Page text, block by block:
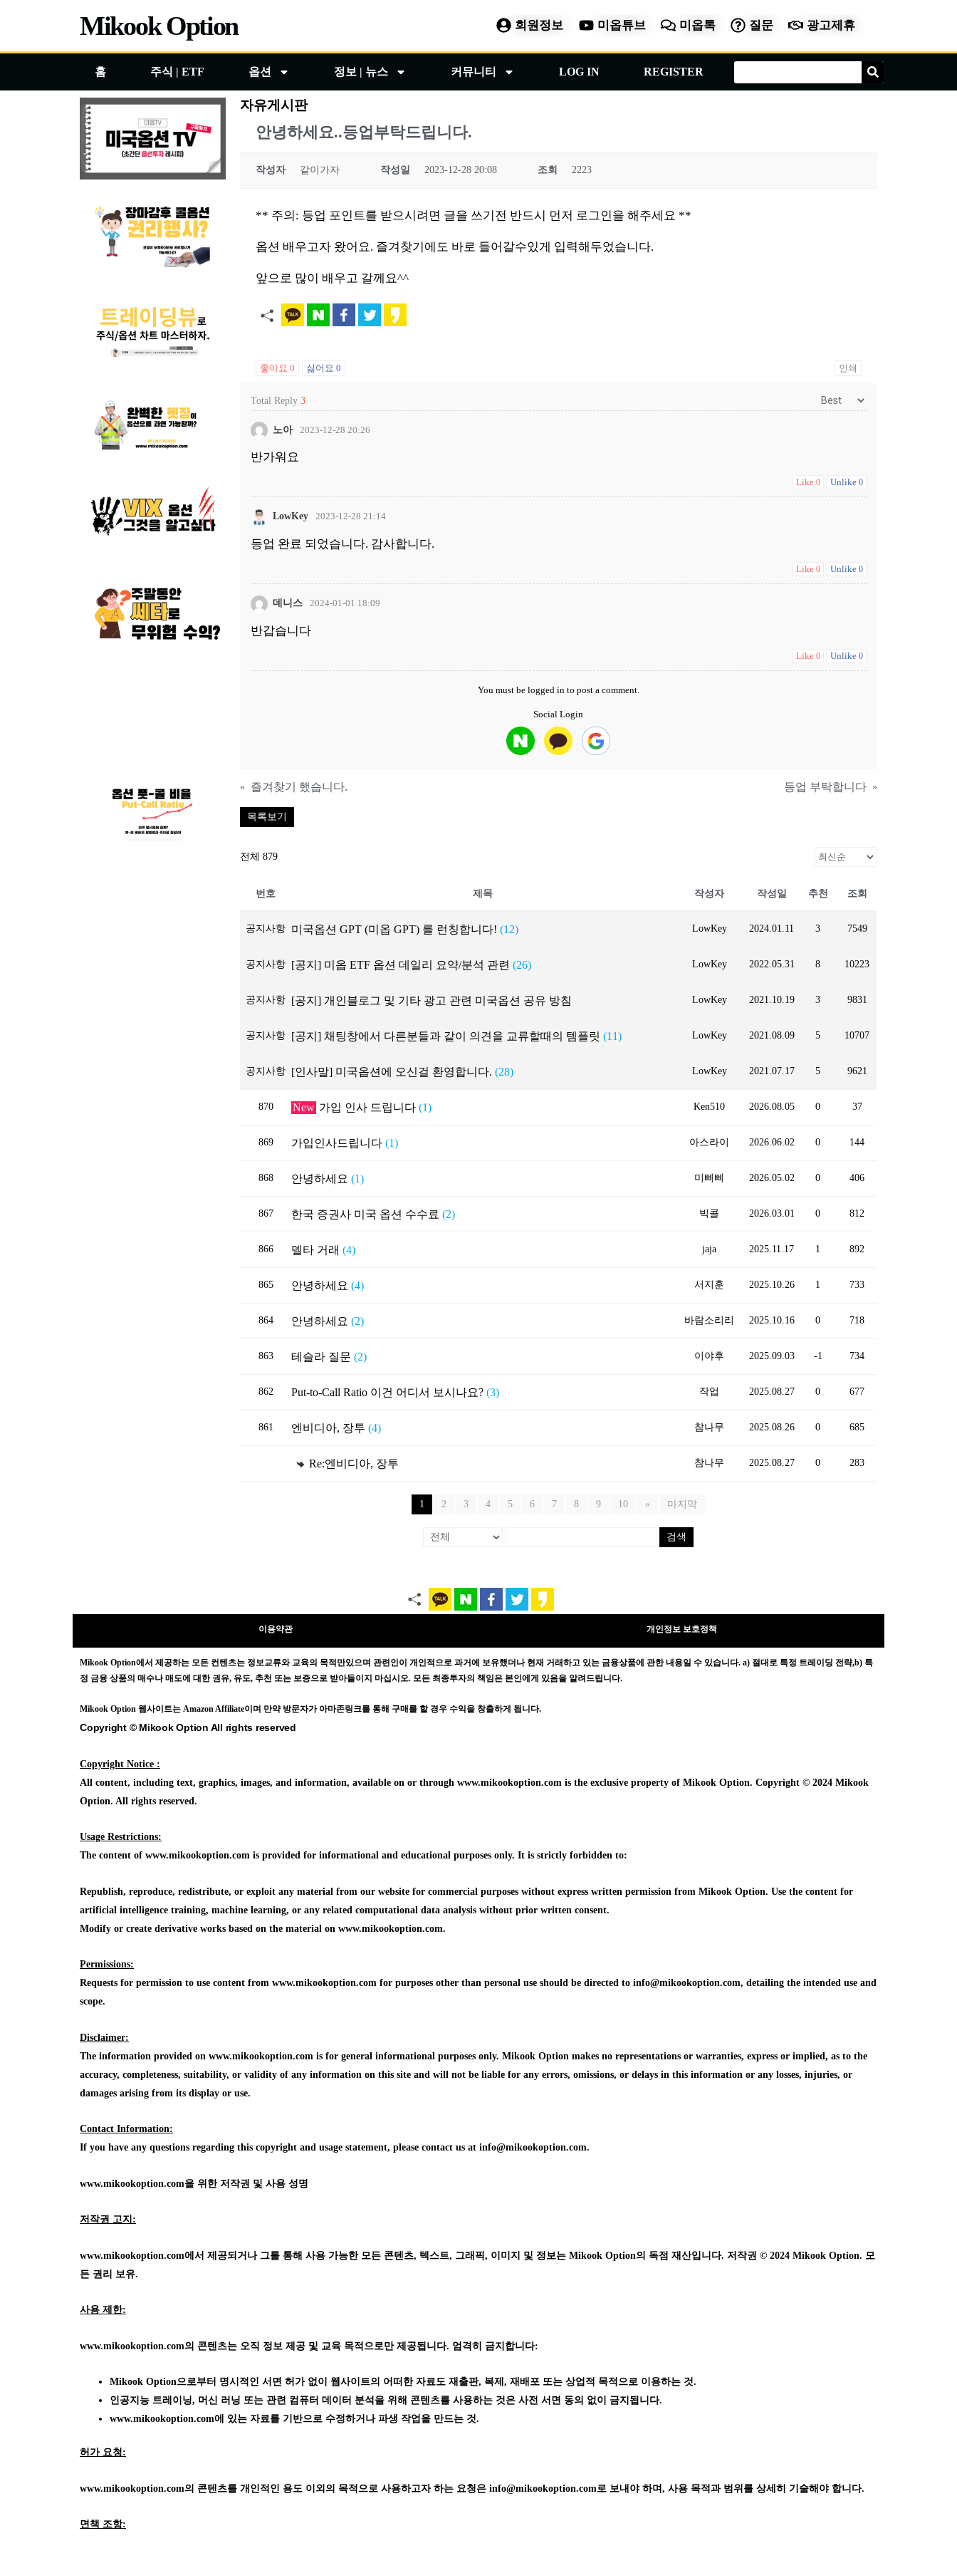
츠
Mikook Option 회원정보 미옵튜브 미옵톡 질문 광고제휴
홈 주식 | ETF 옵션 정보 | 뉴스 커뮤니티 LOG IN REGISTER Search
자유게시판
안녕하세요..등업부탁드립니다.
작성자 같이가자 작성일 2023-12-28 20:08 조회 2223
** 주의: 등업 포인트를 받으시려면 글을 쓰기전 반드시 먼저 로그인을 해주세요 **
옵션 배우고자 왔어요. 즐겨찾기에도 바로 들어갈수있게 입력해두었습니다.
앞으로 많이 배우고 갈께요^^
좋아요 0 싫어요 0 인쇄
Total Reply 3
노아 2023-12-28 20:26
반가워요
Like 0 Unlike 0
LowKey 2023-12-28 21:14
등업 완료 되었습니다. 감사합니다.
Like 0 Unlike 0
데니스 2024-01-01 18:09
반갑습니다
Like 0 Unlike 0
You must be logged in to post a comment.
Social Login
« 즐겨찾기 했습니다. 등업 부탁합니다 »
목록보기
전체 879
번호 제목 작성자 작성일 추천 조회
공지사항 미국옵션 GPT (미옵 GPT) 를 런칭합니다! (12) LowKey 2024.01.11 3 7549
공지사항 [공지] 미옵 ETF 옵션 데일리 요약/분석 관련 (26) LowKey 2022.05.31 8 10223
공지사항 [공지] 개인블로그 및 기타 광고 관련 미국옵션 공유 방침 LowKey 2021.10.19 3 9831
공지사항 [공지] 채팅창에서 다른분들과 같이 의견을 교류할때의 템플릿 (11) LowKey 2021.08.09 5 10707
공지사항 [인사말] 미국옵션에 오신걸 환영합니다. (28) LowKey 2021.07.17 5 9621
870 New 가입 인사 드립니다 (1) Ken510 2026.08.05 0 37
869 가입인사드립니다 (1) 아스라이 2026.06.02 0 144
868 안녕하세요 (1) 미삐삐 2026.05.02 0 406
867 한국 증권사 미국 옵션 수수료 (2) 빅콜 2026.03.01 0 812
866 델타 거래 (4) jaja 2025.11.17 1 892
865 안녕하세요 (4) 서지훈 2025.10.26 1 733
864 안녕하세요 (2) 바람소리리 2025.10.16 0 718
863 테슬라 질문 (2) 이야후 2025.09.03 -1 734
862 Put-to-Call Ratio 이건 어디서 보시나요? (3) 작업 2025.08.27 0 677
861 엔비디아, 장투 (4) 참나무 2025.08.26 0 685
Re:엔비디아, 장투 참나무 2025.08.27 0 283
1 2 3 4 5 6 7 8 9 10 » 마지막
검색
이용약관 개인정보 보호정책
Mikook Option에서 제공하는 모든 컨텐츠는 정보교류와 교육의 목적만있으며 관련인이 개인적으로 과거에 보유했더나 현재 거래하고 있는 금융상품에 관한 내용일 수 있습니다. a) 절대로 특정 트레이딩 전략,b) 특
정 금융 상품의 매수나 매도에 대한 권유, 유도, 추천 또는 보증으로 받아들이지 마십시오. 모든 최종투자의 책임은 본인에게 있음을 알려드립니다.
Mikook Option 웹사이트는 Amazon Affiliate이며 만약 방문자가 아마존링크를 통해 구매를 할 경우 수익을 창출하게 됩니다.
Copyright © Mikook Option All rights reserved
Copyright Notice :
All content, including text, graphics, images, and information, available on or through www.mikookoption.com is the exclusive property of Mikook Option. Copyright © 2024 Mikook
Option. All rights reserved.
Usage Restrictions:
The content of www.mikookoption.com is provided for informational and educational purposes only. It is strictly forbidden to:
Republish, reproduce, redistribute, or exploit any material from our website for commercial purposes without express written permission from Mikook Option. Use the content for
artificial intelligence training, machine learning, or any related computational data analysis without prior written consent.
Modify or create derivative works based on the material on www.mikookoption.com.
Permissions:
Requests for permission to use content from www.mikookoption.com for purposes other than personal use should be directed to info@mikookoption.com, detailing the intended use and
scope.
Disclaimer:
The information provided on www.mikookoption.com is for general informational purposes only. Mikook Option makes no representations or warranties, express or implied, as to the
accuracy, completeness, suitability, or validity of any information on this site and will not be liable for any errors, omissions, or delays in this information or any losses, injuries, or
damages arising from its display or use.
Contact Information:
If you have any questions regarding this copyright and usage statement, please contact us at info@mikookoption.com.
www.mikookoption.com을 위한 저작권 및 사용 성명
저작권 고지:
www.mikookoption.com에서 제공되거나 그를 통해 사용 가능한 모든 콘텐츠, 텍스트, 그래픽, 이미지 및 정보는 Mikook Option의 독점 재산입니다. 저작권 © 2024 Mikook Option. 모
든 권리 보유.
사용 제한:
www.mikookoption.com의 콘텐츠는 오직 정보 제공 및 교육 목적으로만 제공됩니다. 엄격히 금지합니다:
Mikook Option으로부터 명시적인 서면 허가 없이 웹사이트의 어떠한 자료도 재출판, 복제, 재배포 또는 상업적 목적으로 이용하는 것.
인공지능 트레이닝, 머신 러닝 또는 관련 컴퓨터 데이터 분석을 위해 콘텐츠를 사용하는 것은 사전 서면 동의 없이 금지됩니다.
www.mikookoption.com에
있는 자료를 기반으로 수정하거나 파생 작업을 만드는 것.
허가 요청:
www.mikookoption.com의 콘텐츠를 개인적인 용도 이외의 목적으로 사용하고자 하는 요청은 info@mikookoption.com로 보내야 하며, 사용 목적과 범위를 상세히 기술해야 합니다.
면책 조항: